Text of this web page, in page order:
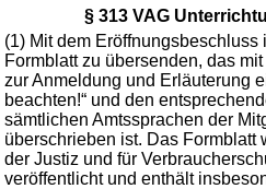
§ 313 VAG
(1) Mit dem Eröffnungsbeschluss
Formblatt zu übersenden, das
zur Anmeldung und Erläuterung
beachten!“ und den
sämtlichen Amtssprachen der
überschrieben ist. Das Formblatt
der Justiz und für
veröffentlicht und enthält